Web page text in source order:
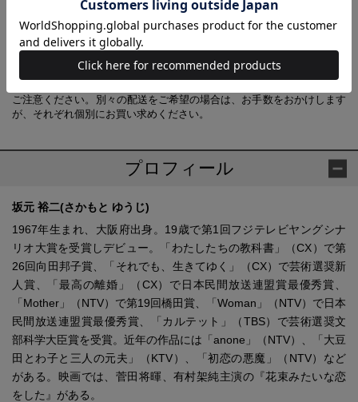
【あわせ買い時の配送について】
予約商品と他商品を同時にお求めの場合、最も発売日の遅い商品に合わ
ご注意ください。別々の配送をご希望の場合は、お手数をおかけします
が、それぞれ個別にお買い求めください。
プロフィール
坂元 裕二(さかもと ゆうじ)
1967年生まれ、大阪府出身。19歳で第1回フジテレビヤングシナ
リオ大賞を受賞しデビュー。「わたしたちの教科書」（CX）で第
26回向田邦子賞、「それでも、生きてゆく」（CX）で芸術選奨新
人賞、「最高の離婚」（CX）で日本民間放送連盟賞最優秀賞、
「Mother」（NTV）で第19回橋田賞、「Woman」（NTV）で日本
民間放送連盟賞最優秀賞、「カルテット」（TBS）で芸術選奨文
部科学大臣賞を受賞。近年の作品には「anone」（NTV）、「大豆
田とわ子と三人の元夫」（KTV）、「初恋の悪魔」（NTV）など
がある。映画では、菅田将暉、有村架純主演の『花束みたいな恋
をした』がある。